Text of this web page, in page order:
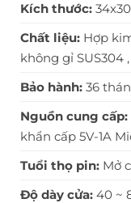
Kích thước:
Chất liệu:Hợp
không gỉ SUS304
Bảo hành:36
Nguồn cung cấp:
khẩn cấp 5V-1A
Tuổi thọ pin:Mở
Độ dày cửa:40 ~